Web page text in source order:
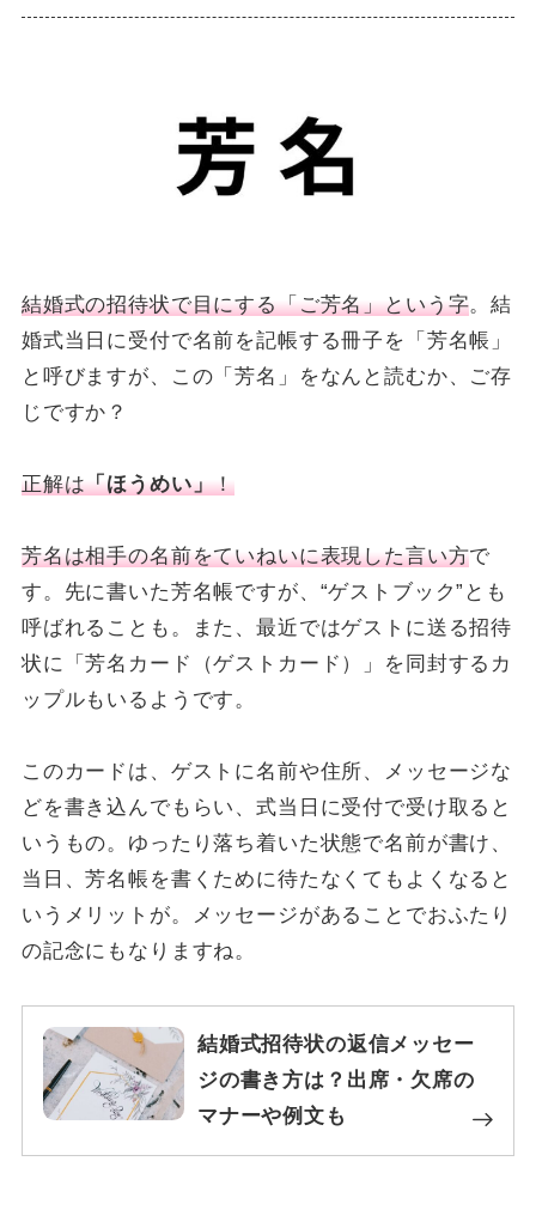
結婚式の招待状で目にする「ご芳名」という字。結
婚式当日に受付で名前を記帳する冊子を「芳名帳」
と呼びますが、この「芳名」をなんと読むか、ご存
じですか？
正解は「ほうめい」！
芳名は相手の名前をていねいに表現した言い方で
す。先に書いた芳名帳ですが、“ゲストブック”とも
呼ばれることも。また、最近ではゲストに送る招待
状に「芳名カード（ゲストカード）」を同封するカ
ップルもいるようです。
このカードは、ゲストに名前や住所、メッセージな
どを書き込んでもらい、式当日に受付で受け取ると
いうもの。ゆったり落ち着いた状態で名前が書け、
当日、芳名帳を書くために待たなくてもよくなると
いうメリットが。メッセージがあることでおふたり
の記念にもなりますね。
結婚式招待状の返信メッセー
ジの書き方は？出席・欠席の
マナーや例文も